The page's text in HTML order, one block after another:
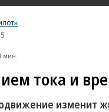
мин.
тока и
изменит